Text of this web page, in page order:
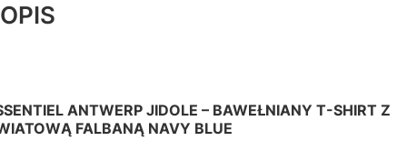
OPIS
ANTWERP JIDOLE – BAWEŁNIANY T-SHIRT Z
FALBANĄ NAVY BLUE